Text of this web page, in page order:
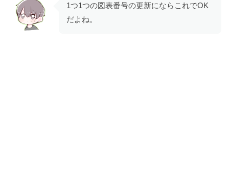
1つ1つの図表番号の更新にならこれでOK
だよね。